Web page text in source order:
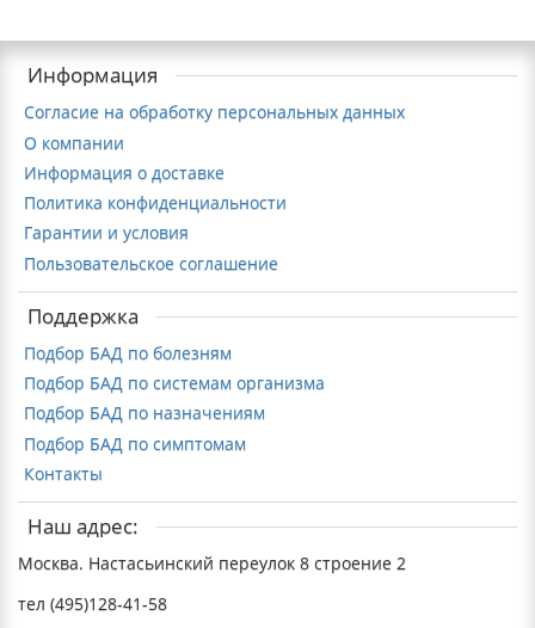
Информация
Согласие на обработку персональных данных
О компании
Информация о доставке
Политика конфиденциальности
Гарантии и условия
Пользовательское соглашение
Поддержка
Подбор БАД по болезням
Подбор БАД по системам организма
Подбор БАД по назначениям
Подбор БАД по симптомам
Контакты
Наш адрес:
Москва. Настасьинский переулок 8 строение 2
тел (495)128-41-58